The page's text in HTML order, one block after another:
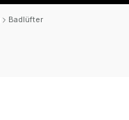
Badlüfter